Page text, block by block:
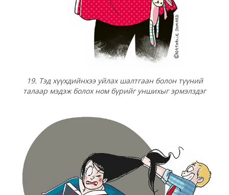
19. Тэд хүүхдийнхээ уйлах шалтгаан болон түүний
талаар мэдэж болох ном бүрийг уншихыг эрмэлздэг